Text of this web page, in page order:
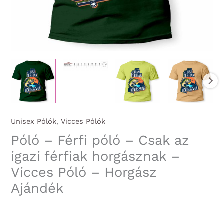
Unisex Pólók,Vicces Pólók
Póló – Férfi póló – Csak az
igazi férfiak horgásznak –
Vicces Póló – Horgász
Ajándék